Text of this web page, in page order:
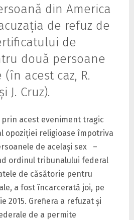
din America
de refuz de
de
două persoane
acest caz, R.
J. Cruz).
prin acest eveniment tragic
opoziţiei religioase împotriva
de acelaşi sex –
ordinul tribunalului federal
de căsătorie pentru
a fost încarcerată joi, pe
2015. Grefiera a refuzat şi
de a permite